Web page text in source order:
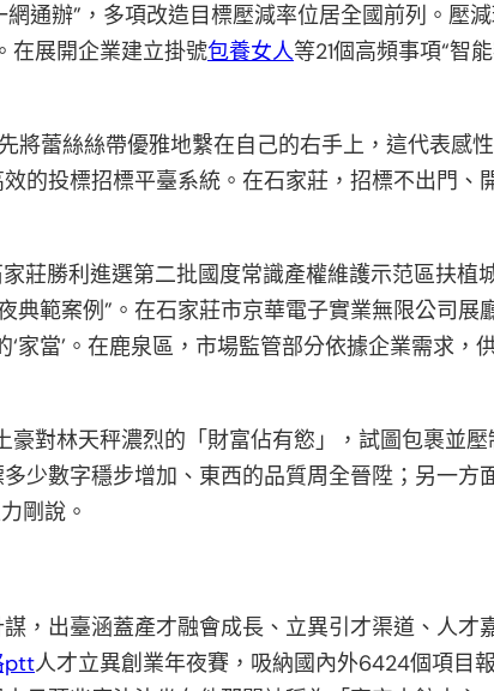
通辦”，多項改造目標壓減率位居全國前列。壓
在展開企業建立掛號包養女人等21個高頻事項“智
將蕾絲絲帶優雅地繫在自己的右手上，這代表感
的投標招標平臺系統。在石家莊，招標不出門
莊勝利進選第二批國度常識產權維護示范區扶
範案例”。在石家莊市京華電子實業無限公司
當’。在鹿泉區，市場監管部分依據企業需求，
對林天秤濃烈的「財富佔有慾」，試圖包裹並
少數字穩步增加、東西的品質周全晉陞；另一
剛說。
，出臺涵蓋產才融會成長、立異引才渠道、人才
ptt人才立異創業年夜賽，吸納國內外6424個項目